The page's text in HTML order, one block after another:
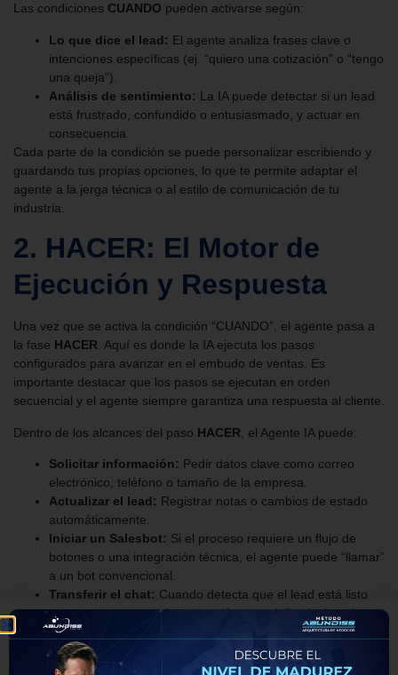
Las condiciones CUANDO pueden activarse según:
Lo que dice el lead: El agente analiza frases clave o
intenciones específicas (ej. “quiero una cotización” o “tengo
una queja”).
Análisis de sentimiento: La IA puede detectar si un lead
está frustrado, confundido o entusiasmado, y actuar en
consecuencia.
Cada parte de la condición se puede personalizar escribiendo y
guardando tus propias opciones, lo que te permite adaptar el
agente a la jerga técnica o al estilo de comunicación de tu
industria.
2. HACER: El Motor de
Ejecución y Respuesta
Una vez que se activa la condición “CUANDO”, el agente pasa a
la fase HACER. Aquí es donde la IA ejecuta los pasos
configurados para avanzar en el embudo de ventas. Es
importante destacar que los pasos se ejecutan en orden
secuencial y el agente siempre garantiza una respuesta al cliente.
Dentro de los alcances del paso HACER , el Agente IA puede:
Solicitar información: Pedir datos clave como correo
electrónico, teléfono o tamaño de la empresa.
Actualizar el lead: Registrar notas o cambios de estado
automáticamente.
Iniciar un Salesbot: Si el proceso requiere un flujo de
botones o una integración técnica, el agente puede “llamar”
a un bot convencional.
Transferir el chat: Cuando detecta que el lead está listo
para comprar o requiere atención especializada, lo asigna
a un asesor humano.
3. MÁS: El Control